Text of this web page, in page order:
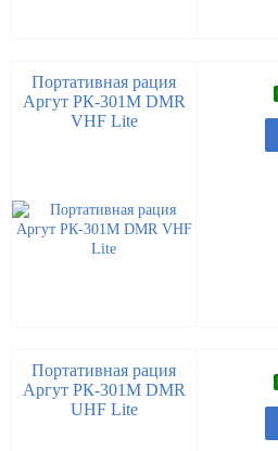
Портативная рация
Аргут РК-301М DMR
VHF Lite
Портативная рация
Аргут РК-301М DMR
UHF Lite